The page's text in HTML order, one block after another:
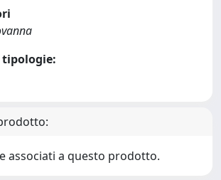
tipologie:
associati a questo prodotto.